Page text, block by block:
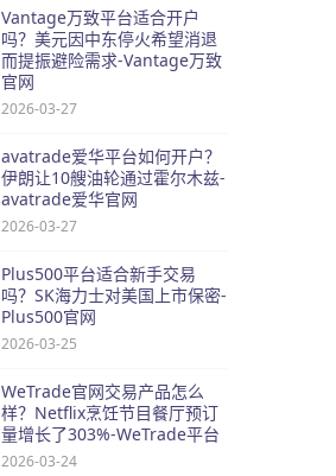
Vantage万致平台适合开户
吗？美元因中东停火希望消退
而提振避险需求-Vantage万致
官网
2026-03-27
avatrade爱华平台如何开户？
伊朗让10艘油轮通过霍尔木兹-
avatrade爱华官网
2026-03-27
Plus500平台适合新手交易
吗？SK海力士对美国上市保密-
Plus500官网
2026-03-25
WeTrade官网交易产品怎么
样？Netflix烹饪节目餐厅预订
量增长了303%-WeTrade平台
2026-03-24